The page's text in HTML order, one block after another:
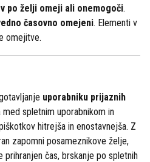
po želji omeji ali onemogoči.
časovno omejeni. Elementi v
omejitve.
uporabniku prijaznih
spletnim uporabnikom in
hitrejša in enostavnejša. Z
zapomni posameznikove želje,
prihranjen čas, brskanje po spletnih